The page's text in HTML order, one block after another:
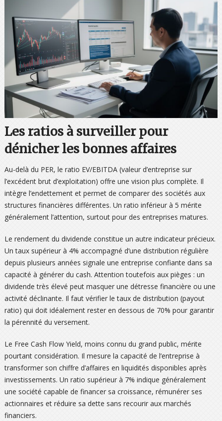
Les ratios à surveiller pour
dénicher les bonnes affaires
Au-delà du PER, le ratio EV/EBITDA (valeur d’entreprise sur
l’excédent brut d’exploitation) offre une vision plus complète. Il
intègre l’endettement et permet de comparer des sociétés aux
structures financières différentes. Un ratio inférieur à 5 mérite
généralement l’attention, surtout pour des entreprises matures.
Le rendement du dividende constitue un autre indicateur précieux.
Un taux supérieur à 4% accompagné d’une distribution régulière
depuis plusieurs années signale une entreprise confiante dans sa
capacité à générer du cash. Attention toutefois aux pièges : un
dividende très élevé peut masquer une détresse financière ou une
activité déclinante. Il faut vérifier le taux de distribution (payout
ratio) qui doit idéalement rester en dessous de 70% pour garantir
la pérennité du versement.
Le Free Cash Flow Yield, moins connu du grand public, mérite
pourtant considération. Il mesure la capacité de l’entreprise à
transformer son chiffre d’affaires en liquidités disponibles après
investissements. Un ratio supérieur à 7% indique généralement
une société capable de financer sa croissance, rémunérer ses
actionnaires et réduire sa dette sans recourir aux marchés
financiers.